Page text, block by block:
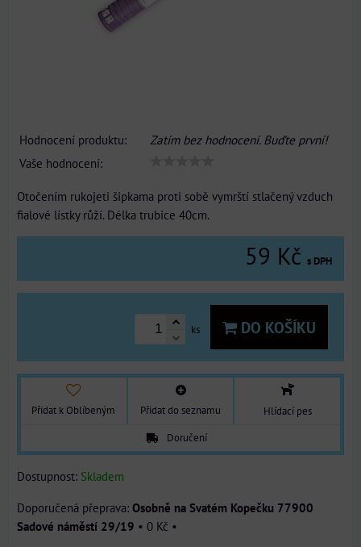
Hodnocení produktu:
Zatím bez hodnocení. Buďte první!
Vaše hodnocení:
Otočením rukojeti šipkama proti sobě vymrští stlačený vzduch
fialové lístky růží. Délka trubice 40cm.
59 Kč s DPH
ks DO KOŠÍKU
Přidat k Oblíbeným Přidat do seznamu
Hlídací pes
Doručení
Dostupnost: Skladem
Osobně na Svatém Kopečku 77900
Sadové náměstí 29/19 • 0 Kč •